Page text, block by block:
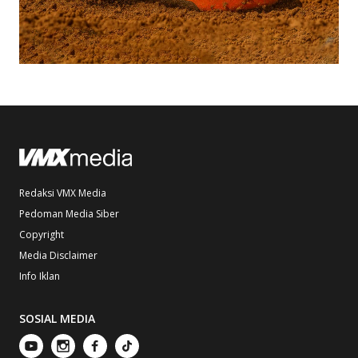
Redaksi VMX Media
Pedoman Media Siber
Copyright
Media Disclaimer
Info Iklan
SOSIAL MEDIA